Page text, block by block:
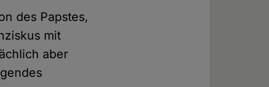
des Papstes,
mit
aber